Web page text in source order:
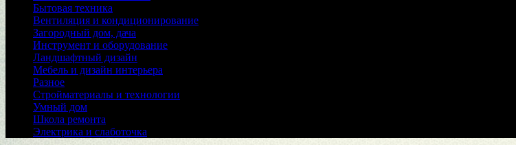
Бытовая техника
Вентиляция и кондиционирование
Загородный дом, дача
Инструмент и оборудование
Ландшафтный дизайн
Мебель и дизайн интерьера
Разное
Стройматериалы и технологии
Умный дом
Школа ремонта
Электрика и слаботочка